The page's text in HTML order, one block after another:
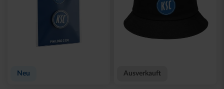
Neu Ausverkauft